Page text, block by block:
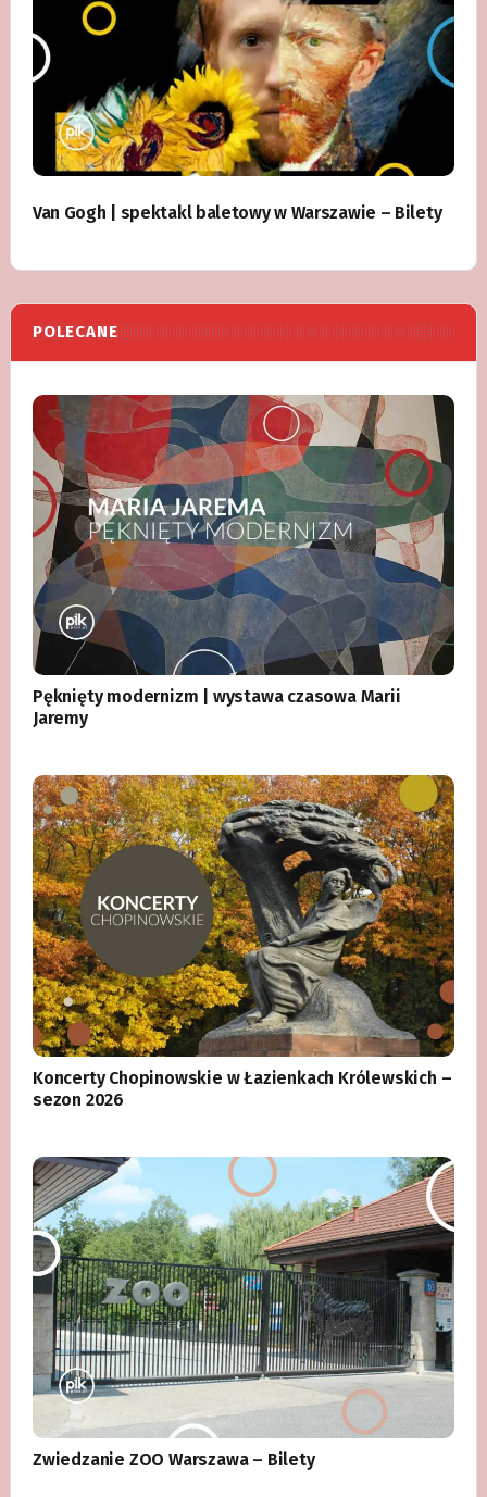
Van Gogh | spektakl baletowy w Warszawie – Bilety
POLECANE
Pęknięty modernizm | wystawa czasowa Marii
Jaremy
Koncerty Chopinowskie w Łazienkach Królewskich –
sezon 2026
Zwiedzanie ZOO Warszawa – Bilety